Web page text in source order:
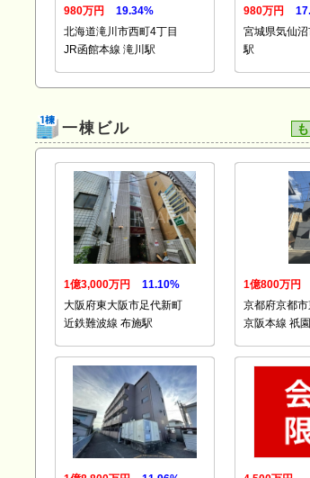
980万円
19.34%
北海道滝川市西町4丁目
JR函館本線 滝川駅
980万円
宮城県気仙
駅
一棟ビル
1億3,000万円
11.10%
大阪府東大阪市足代新町
近鉄難波線 布施駅
1億800万円
京都府京都
京阪本線 祇